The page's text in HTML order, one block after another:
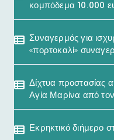
κομπόδεμα 10.000
Συναγερμός για
«πορτοκαλί»
Δίχτυα προστασίας
Αγία Μαρίνα από
Εκρηκτικό διήμερο